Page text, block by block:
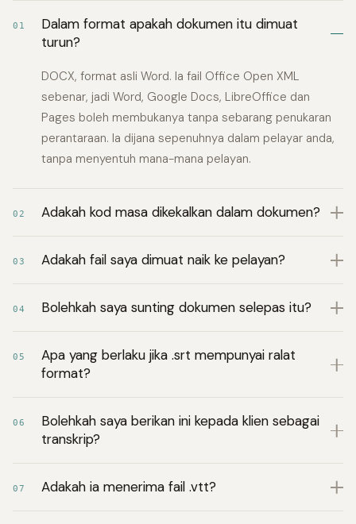
01
Dalam format apakah dokumen itu dimuat
turun?
DOCX, format asli Word. Ia fail Office Open XML
sebenar, jadi Word, Google Docs, LibreOffice dan
Pages boleh membukanya tanpa sebarang penukaran
perantaraan. Ia dijana sepenuhnya dalam pelayar anda,
tanpa menyentuh mana-mana pelayan.
02 Adakah kod masa dikekalkan dalam dokumen?
03 Adakah fail saya dimuat naik ke pelayan?
04 Bolehkah saya sunting dokumen selepas itu?
05
Apa yang berlaku jika .srt mempunyai ralat
format?
06
Bolehkah saya berikan ini kepada klien sebagai
transkrip?
07 Adakah ia menerima fail .vtt?